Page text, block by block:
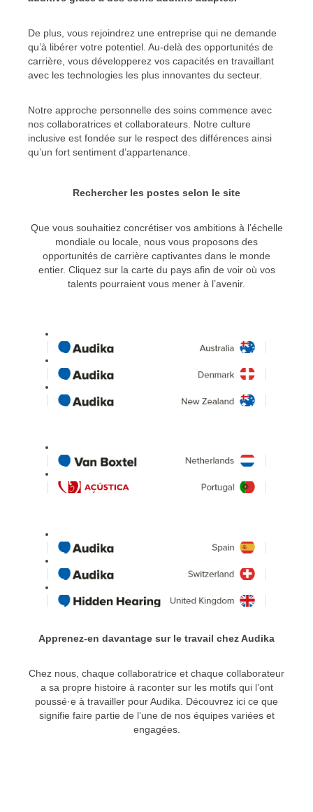
De plus, vous rejoindrez une entreprise qui ne demande
qu’à libérer votre potentiel. Au-delà des opportunités de
carrière, vous développerez vos capacités en travaillant
avec les technologies les plus innovantes du secteur.
Notre approche personnelle des soins commence avec
nos collaboratrices et collaborateurs. Notre culture
inclusive est fondée sur le respect des différences ainsi
qu’un fort sentiment d’appartenance.
Rechercher les postes selon le site
Que vous souhaitiez concrétiser vos ambitions à l’échelle
mondiale ou locale, nous vous proposons des
opportunités de carrière captivantes dans le monde
entier. Cliquez sur la carte du pays afin de voir où vos
talents pourraient vous mener à l’avenir.
Apprenez-en davantage sur le travail chez Audika
Chez nous, chaque collaboratrice et chaque collaborateur
a sa propre histoire à raconter sur les motifs qui l’ont
poussé·e à travailler pour Audika. Découvrez ici ce que
signifie faire partie de l’une de nos équipes variées et
engagées.